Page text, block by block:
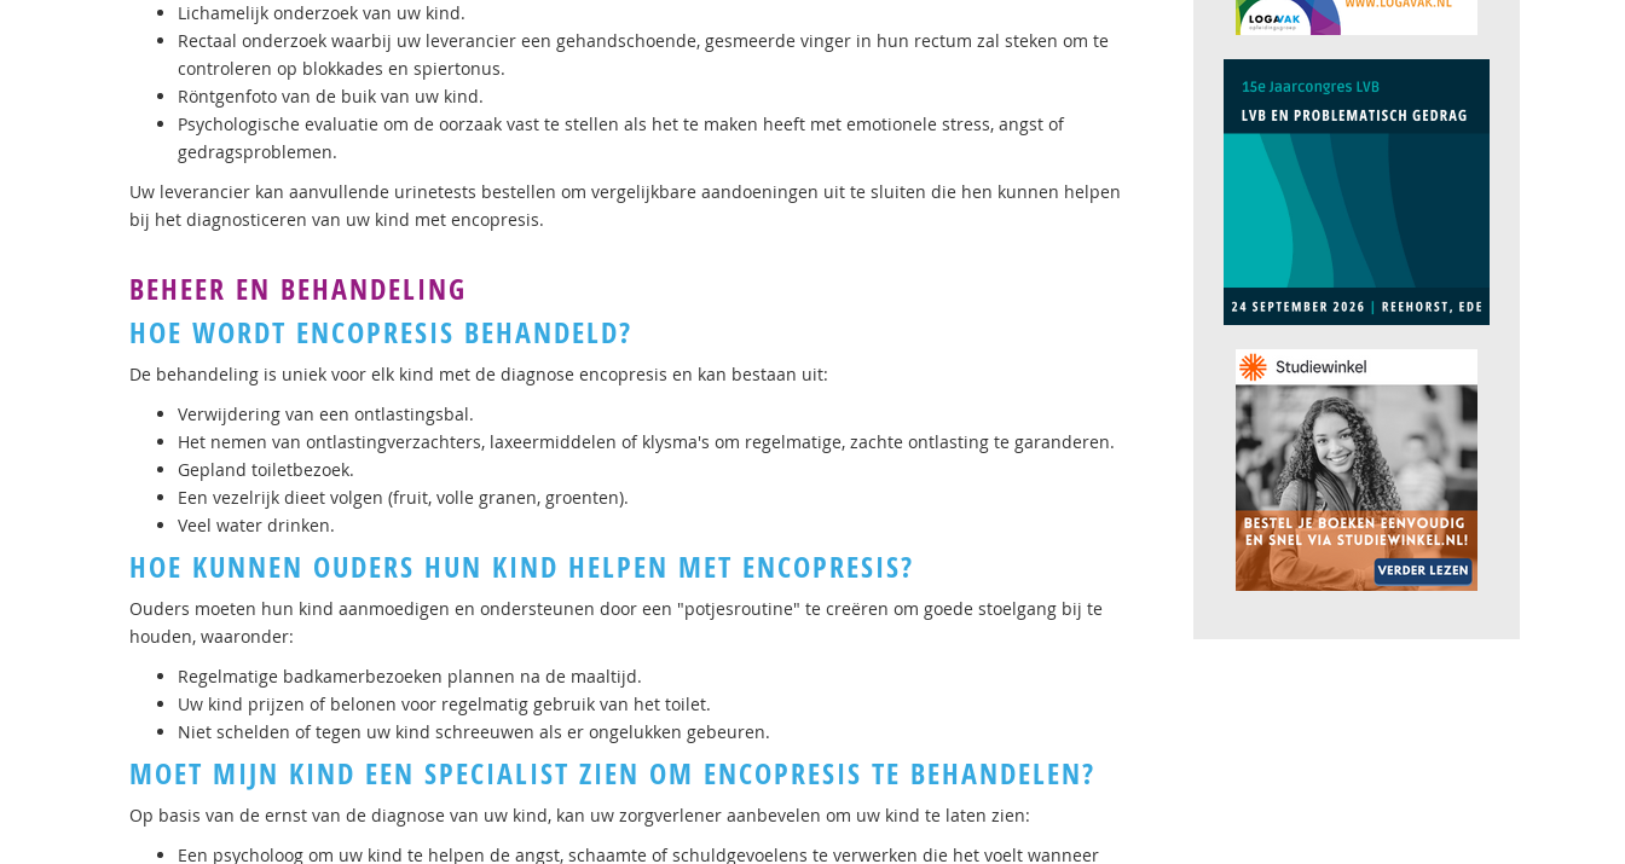
Lichamelijk onderzoek van uw kind.
Rectaal onderzoek waarbij uw leverancier een gehandschoende, gesmeerde vinger in hun rectum zal steken om te
controleren op blokkades en spiertonus.
Röntgenfoto van de buik van uw kind.
Psychologische evaluatie om de oorzaak vast te stellen als het te maken heeft met emotionele stress, angst of
gedragsproblemen.
Uw leverancier kan aanvullende urinetests bestellen om vergelijkbare aandoeningen uit te sluiten die hen kunnen helpen
bij het diagnosticeren van uw kind met encopresis.
BEHEER EN BEHANDELING
HOE WORDT ENCOPRESIS BEHANDELD?
De behandeling is uniek voor elk kind met de diagnose encopresis en kan bestaan uit:
Verwijdering van een ontlastingsbal.
Het nemen van ontlastingverzachters, laxeermiddelen of klysma's om regelmatige, zachte ontlasting te garanderen.
Gepland toiletbezoek.
Een vezelrijk dieet volgen (fruit, volle granen, groenten).
Veel water drinken.
HOE KUNNEN OUDERS HUN KIND HELPEN MET ENCOPRESIS?
Ouders moeten hun kind aanmoedigen en ondersteunen door een "potjesroutine" te creëren om goede stoelgang bij te
houden, waaronder:
Regelmatige badkamerbezoeken plannen na de maaltijd.
Uw kind prijzen of belonen voor regelmatig gebruik van het toilet.
Niet schelden of tegen uw kind schreeuwen als er ongelukken gebeuren.
MOET MIJN KIND EEN SPECIALIST ZIEN OM ENCOPRESIS TE BEHANDELEN?
Op basis van de ernst van de diagnose van uw kind, kan uw zorgverlener aanbevelen om uw kind te laten zien:
Een psycholoog om uw kind te helpen de angst, schaamte of schuldgevoelens te verwerken die het voelt wanneer